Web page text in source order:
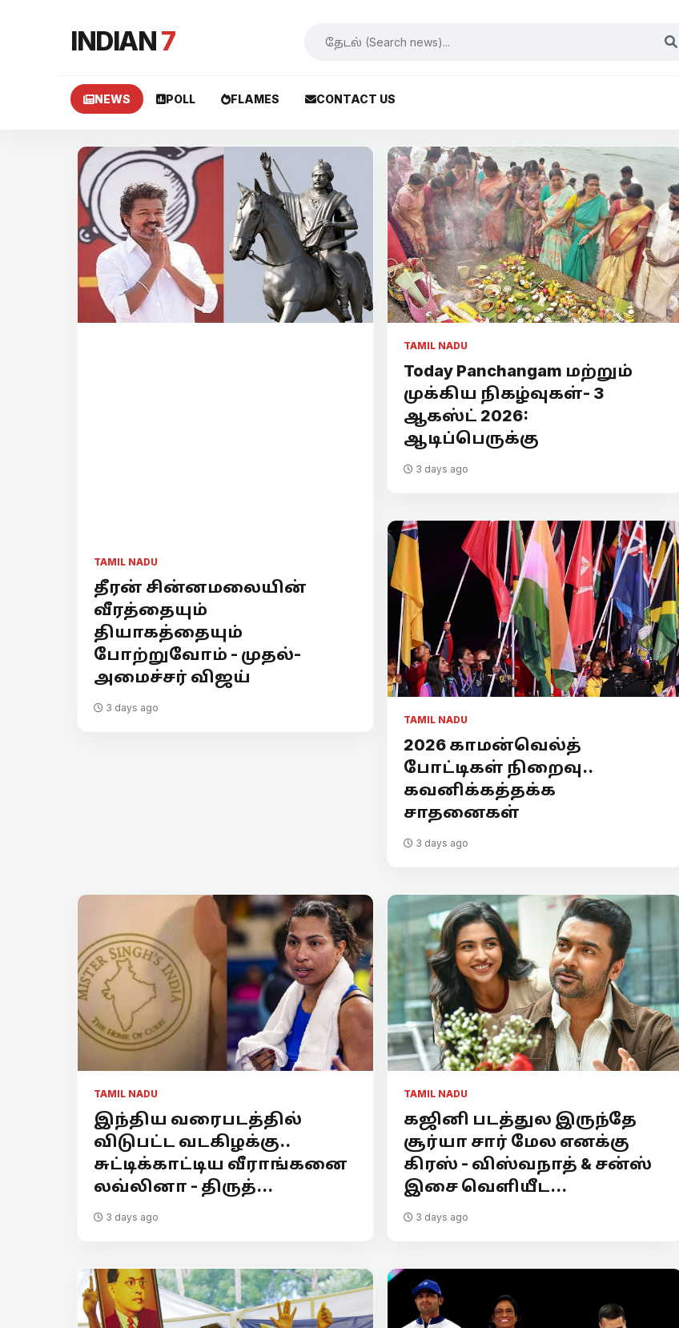
INDIAN7
NEWS POLL FLAMES CONTACT US
TAMIL NADU
தீரன் சின்னமலையின்
வீரத்தையும்
தியாகத்தையும்
போற்றுவோம் - முதல்-
அமைச்சர் விஜய்
3 days ago
TAMIL NADU
Today Panchangam மற்றும்
முக்கிய நிகழ்வுகள்- 3
ஆகஸ்ட் 2026:
ஆடிப்பெருக்கு
3 days ago
TAMIL NADU
2026 காமன்வெல்த்
போட்டிகள் நிறைவு..
கவனிக்கத்தக்க
சாதனைகள்
3 days ago
TAMIL NADU
இந்திய வரைபடத்தில்
விடுபட்ட வடகிழக்கு..
சுட்டிக்காட்டிய வீராங்கனை
லவ்லினா - திருத்...
3 days ago
TAMIL NADU
கஜினி படத்துல இருந்தே
சூர்யா சார் மேல எனக்கு
கிரஸ் - விஸ்வநாத் & சன்ஸ்
இசை வெளியீட...
3 days ago